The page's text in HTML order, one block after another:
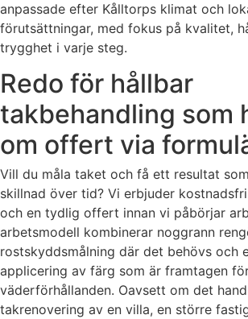
anpassade efter Kålltorps klimat och
förutsättningar, med fokus på kvalitet,
trygghet i varje steg.
Redo för hållbar
takbehandling som
om offert via
Vill du måla taket och få ett resultat
skillnad över tid? Vi erbjuder
och en tydlig offert innan vi påbörjar
arbetsmodell kombinerar noggrann
rostskyddsmålning där det behövs och
applicering av färg som är framtagen
väderförhållanden. Oavsett om det
takrenovering av en villa, en större